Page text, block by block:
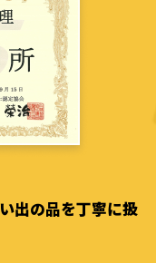
出の品を丁寧に扱